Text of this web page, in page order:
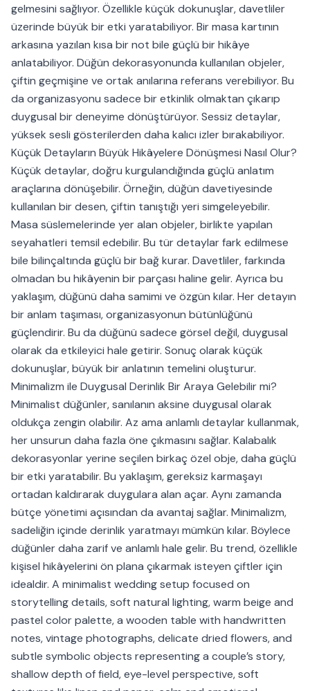
gelmesini sağlıyor. Özellikle küçük dokunuşlar, davetliler
üzerinde büyük bir etki yaratabiliyor. Bir masa kartının
arkasına yazılan kısa bir not bile güçlü bir hikâye
anlatabiliyor. Düğün dekorasyonunda kullanılan objeler,
çiftin geçmişine ve ortak anılarına referans verebiliyor. Bu
da organizasyonu sadece bir etkinlik olmaktan çıkarıp
duygusal bir deneyime dönüştürüyor. Sessiz detaylar,
yüksek sesli gösterilerden daha kalıcı izler bırakabiliyor.
Küçük Detayların Büyük Hikâyelere Dönüşmesi Nasıl Olur?
Küçük detaylar, doğru kurgulandığında güçlü anlatım
araçlarına dönüşebilir. Örneğin, düğün davetiyesinde
kullanılan bir desen, çiftin tanıştığı yeri simgeleyebilir.
Masa süslemelerinde yer alan objeler, birlikte yapılan
seyahatleri temsil edebilir. Bu tür detaylar fark edilmese
bile bilinçaltında güçlü bir bağ kurar. Davetliler, farkında
olmadan bu hikâyenin bir parçası haline gelir. Ayrıca bu
yaklaşım, düğünü daha samimi ve özgün kılar. Her detayın
bir anlam taşıması, organizasyonun bütünlüğünü
güçlendirir. Bu da düğünü sadece görsel değil, duygusal
olarak da etkileyici hale getirir. Sonuç olarak küçük
dokunuşlar, büyük bir anlatının temelini oluşturur.
Minimalizm ile Duygusal Derinlik Bir Araya Gelebilir mi?
Minimalist düğünler, sanılanın aksine duygusal olarak
oldukça zengin olabilir. Az ama anlamlı detaylar kullanmak,
her unsurun daha fazla öne çıkmasını sağlar. Kalabalık
dekorasyonlar yerine seçilen birkaç özel obje, daha güçlü
bir etki yaratabilir. Bu yaklaşım, gereksiz karmaşayı
ortadan kaldırarak duygulara alan açar. Aynı zamanda
bütçe yönetimi açısından da avantaj sağlar. Minimalizm,
sadeliğin içinde derinlik yaratmayı mümkün kılar. Böylece
düğünler daha zarif ve anlamlı hale gelir. Bu trend, özellikle
kişisel hikâyelerini ön plana çıkarmak isteyen çiftler için
idealdir. A minimalist wedding setup focused on
storytelling details, soft natural lighting, warm beige and
pastel color palette, a wooden table with handwritten
notes, vintage photographs, delicate dried flowers, and
subtle symbolic objects representing a couple’s story,
shallow depth of field, eye-level perspective, soft